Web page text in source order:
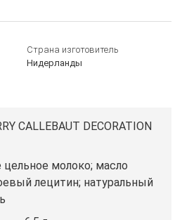
Страна изготовитель
Нидерланды
CALLEBAUT DECORATION
цельное молоко; масло
лецитин; натуральный